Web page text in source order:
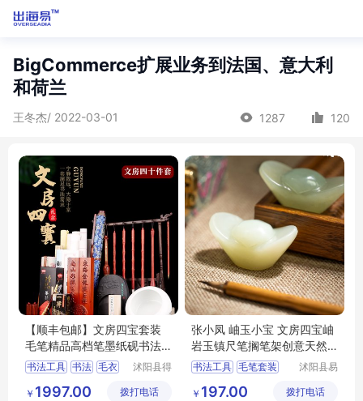
BigCommerce扩展业务到法国、意大利
和荷兰
王冬杰/ 2022-03-01 1287 120
【顺丰包邮】文房四宝套装
毛笔精品高档笔墨纸砚书法
专用成人专业
书法工具 书法 毛衣
沭阳县得
子商务有
￥ 1997.00 拨打电话
张小凤 岫玉小宝 文房四宝岫
岩玉镇尺笔搁笔架创意天然
玉石初学者
书法工具 毛笔套装
沭阳县易
子商务有
￥ 197.00 拨打电话